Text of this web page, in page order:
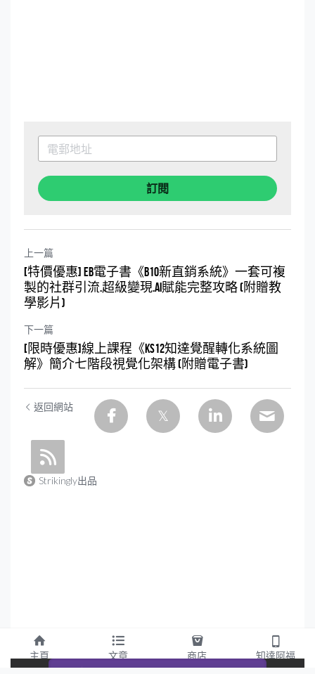
訂閱
上一篇
[特價優惠] EB電子書《B10新直銷系統》一套可複
製的社群引流.超級變現.AI賦能完整攻略 (附贈教
學影片)
下一篇
[限時優惠]線上課程《KS12知達覺醒轉化系統圖
解》簡介七階段視覺化架構 (附贈電子書)
返回網站
Strikingly出品
This website is built with Strikingly.
主頁 文章 商店 知達阿福